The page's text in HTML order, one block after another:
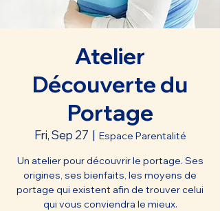
Atelier
Découverte du
Portage
Fri, Sep 27
  |
Espace Parentalité
Un atelier pour découvrir le portage. Ses
origines, ses bienfaits, les moyens de
portage qui existent afin de trouver celui
qui vous conviendra le mieux.